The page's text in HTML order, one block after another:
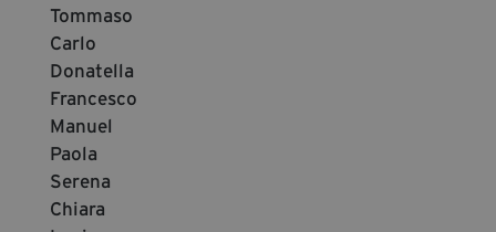
Tommaso
Carlo
Donatella
Francesco
Manuel
Paola
Serena
Chiara